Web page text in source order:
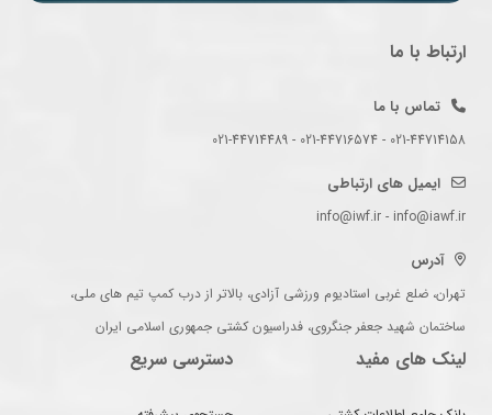
ارتباط با ما
تماس با ما
021-44714158 - 021-44716574 - 021-44714489
ایمیل های ارتباطی
info@iwf.ir - info@iawf.ir
آدرس
تهران، ضلع غربی استادیوم ورزشی آزادی، بالاتر از درب کمپ تیم های ملی،
ساختمان شهید جعفر جنگروی، فدراسیون کشتی جمهوری اسلامی ایران
لینک های مفید دسترسی سریع